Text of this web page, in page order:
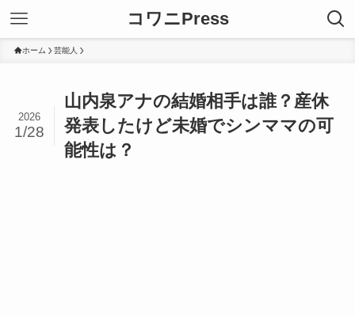
コワニPress
ホーム 芸能人
山内泉アナの結婚相手は誰？産休
発表したけど未婚でシンママの可
能性は？
2026
1/28